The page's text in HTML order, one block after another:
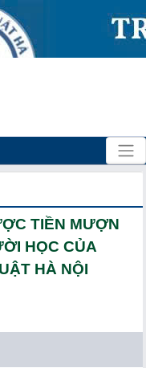
TIỀN MƯỢN
HỌC CỦA
HÀ NỘI